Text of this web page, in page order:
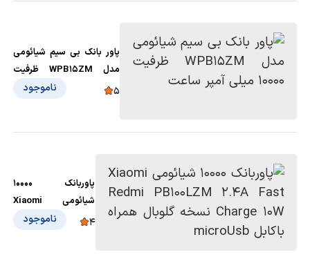
پاور بانک بی سیم شیائومی
مدل WPB15ZM ظرفیت
10000 میلی آمپر ساعت
5 ناموجود
پاوربانک 10000
شیائومی Xiaomi
Redmi PB100LZM
4 ناموجود